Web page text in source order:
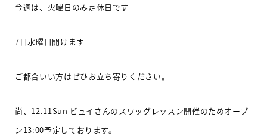
今週は、火曜日のみ定休日です
7日水曜日開けます
ご都合いい方はぜひお立ち寄りください。
尚、12.11Sun ビュイさんのスワッグレッスン開催のためオープ
ン13:00予定しております。